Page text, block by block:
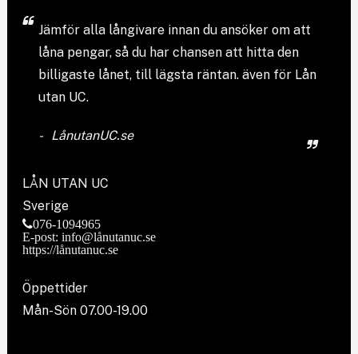
Jämför alla långivareinnan du ansöker om att
låna pengar, så du har chansen att hitta den
billigaste lånet, till lägsta räntan. även för Lån
utan UC.
LånutanUC.se
LÅN UTAN UC
Sverige
076-1094965
E-post: info@lånutanuc.se
https://lånutanuc.se
Öppettider
Mån-Sön 07.00-19.00